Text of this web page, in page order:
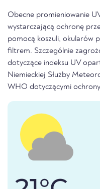
Obecne promieniowanie
wystarczającą ochronę
pomocą koszuli, okularów
filtrem. Szczególnie
dotyczące indeksu UV
Niemieckiej Służby
WHO dotyczącymi